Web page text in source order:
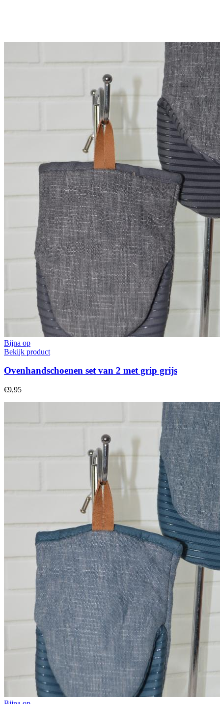
Bijna op
Bekijk product
Ovenhandschoenen set van 2 met grip grijs
€9,95